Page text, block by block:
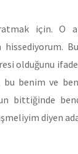
için. O
hissediyorum.
olduğunu
bu benim ve
bittiğinde
diyen